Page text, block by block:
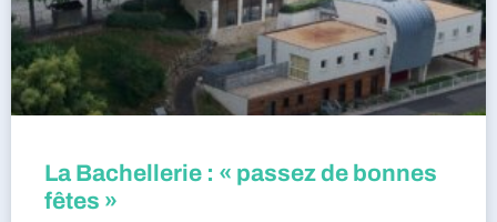
La Bachellerie : « passez de bonnes
fêtes »